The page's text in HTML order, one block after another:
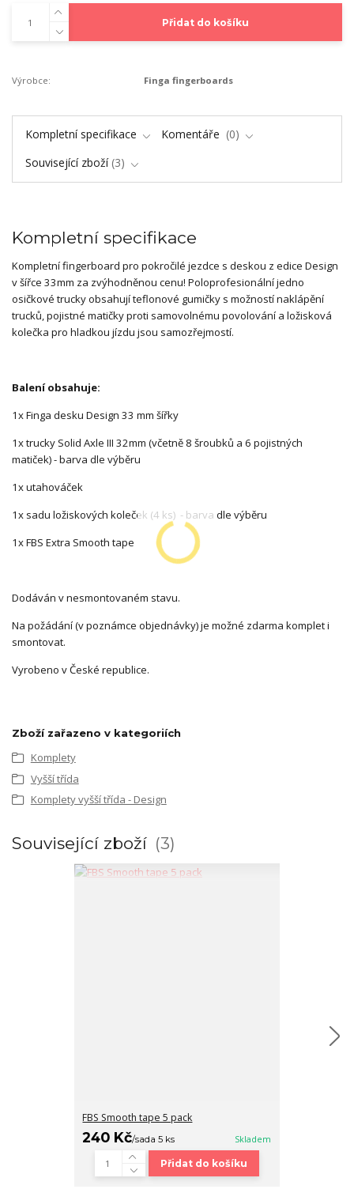
Přidat do košíku
Výrobce: Finga fingerboards
Kompletní specifikace Komentáře
0
Související zboží 3
Kompletní specifikace
Kompletní fingerboard pro pokročilé jezdce s deskou z edice Design
v šířce 33mm za zvýhodněnou cenu! Poloprofesionální jedno
osičkové trucky obsahují teflonové gumičky s možností naklápění
trucků, pojistné matičky proti samovolnému povolování a ložisková
kolečka pro hladkou jízdu jsou samozřejmostí.
Balení obsahuje:
1x Finga desku Design 33 mm šířky
1x trucky Solid Axle III 32mm (včetně 8 šroubků a 6 pojistných
matiček) - barva dle výběru
1x utahováček
1x sadu ložiskových koleček (4 ks) - barva dle výběru
1x FBS Extra Smooth tape
Dodáván v nesmontovaném stavu.
Na požádání (v poznámce objednávky) je možné zdarma komplet i
smontovat.
Vyrobeno v České republice.
Zboží zařazeno v kategoriích
Komplety
Vyšší třída
Komplety vyšší třída - Design
Související zboží 3
FBS Smooth tape 5 pack
240 Kč/sada 5 ks Skladem
Přidat do košíku